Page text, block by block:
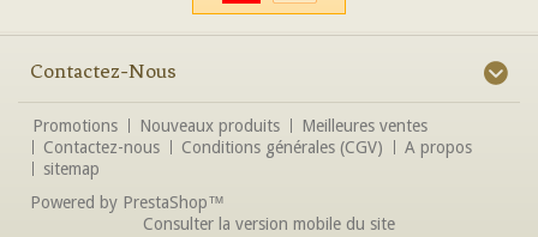
Contactez-Nous
Promotions Nouveaux produits
Meilleures ventes
Contactez-nous
Conditions générales (CGV)
A propos
sitemap
Powered by PrestaShop™
Consulter la version mobile du site